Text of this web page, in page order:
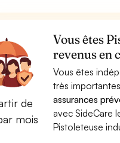
de
mois
Vous êtes
revenus en
Vous êtes
très
assurances
avec SideCare
Pistoleteuse